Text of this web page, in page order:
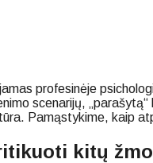
profesinėje
scenarijų,
Pamąstykime, kaip
kitų